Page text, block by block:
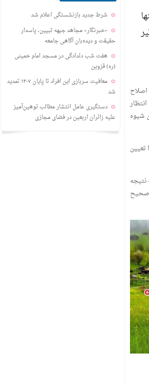
سراسری (کنکور) سال ۱۴۰۴ تنها
شیوه
تعیین
صحیح
شرط جدید بازنشستگی اعلام شد
«خبرنگار» مجاهد جبهه تبیین، پاسدار
حقیقت و دیده‌بان آگاهی جامعه
هفت شب دلدادگی در مسجد امام خمینی
(ره) قزوین
معافیت سربازی این افراد تا پایان ۱۴۰۷ تمدید
شد
دستگیری عامل انتشار مطالب توهین‌آمیز
علیه زائران اربعین در فضای مجازی